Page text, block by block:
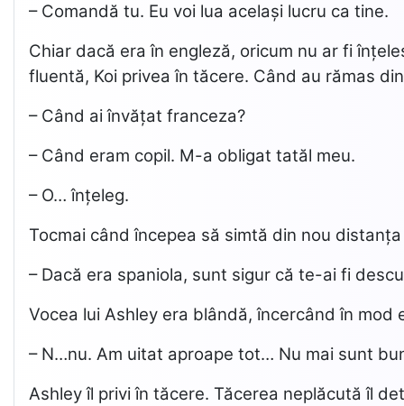
– Comandă tu. Eu voi lua același lucru ca tine.
Chiar dacă era în engleză, oricum nu ar fi
fluentă, Koi privea în tăcere. Când au rămas
– Când ai învățat franceza?
– Când eram copil. M-a obligat tatăl meu.
– O… înțeleg.
Tocmai când începea să simtă din nou
– Dacă era spaniola, sunt sigur că te-ai fi
Vocea lui Ashley era blândă, încercând în
– N…nu. Am uitat aproape tot… Nu mai sunt
Ashley îl privi în tăcere. Tăcerea neplăcută îl